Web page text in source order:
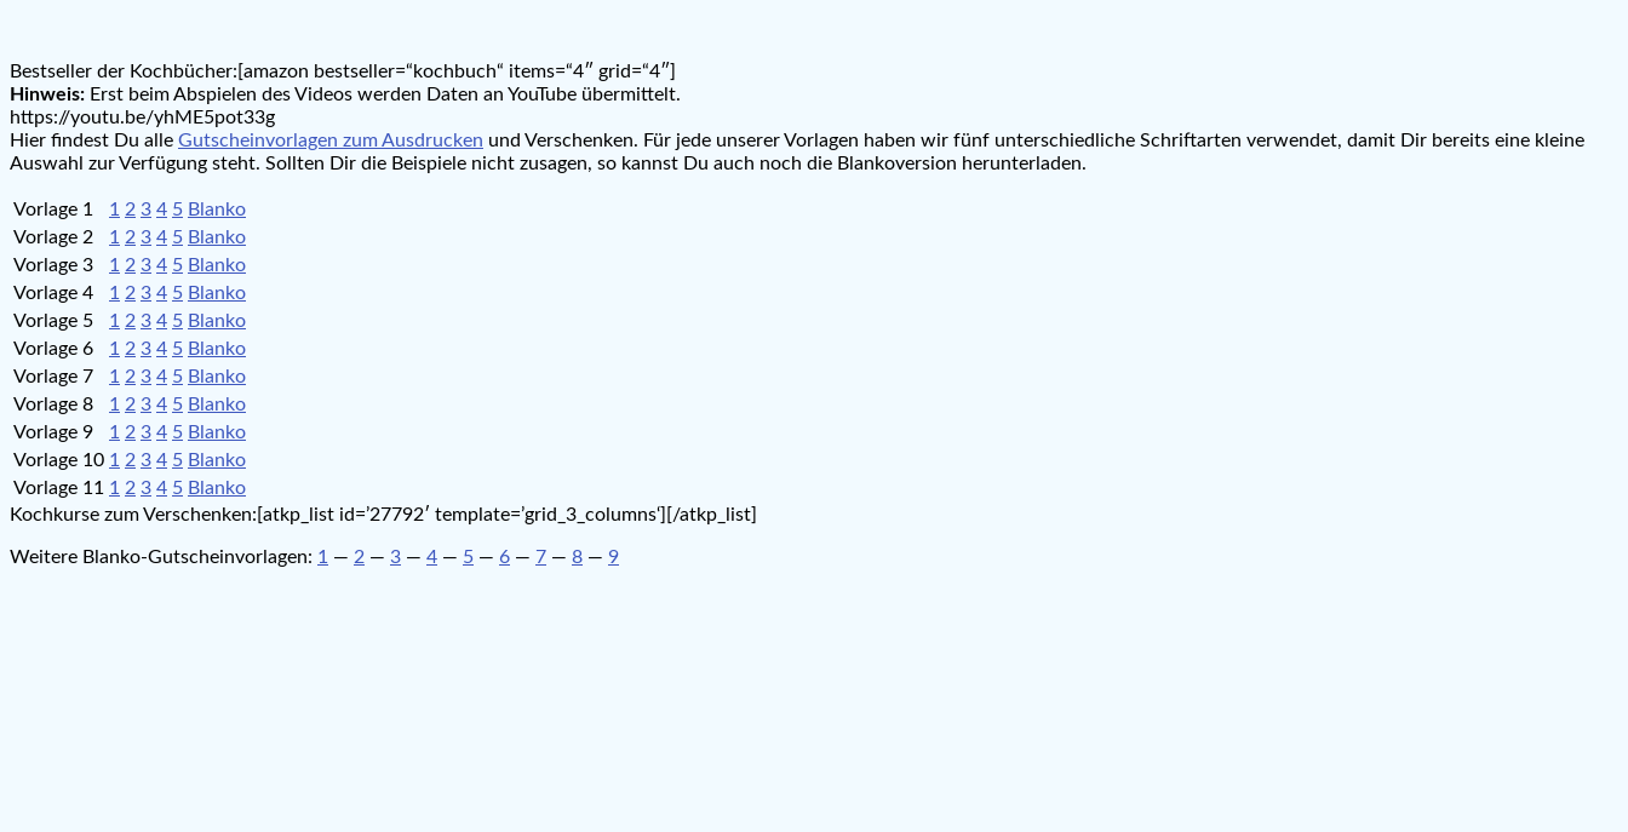
Bestseller der Kochbücher:[amazon bestseller=“kochbuch“ items=“4″ grid=“4″]
Hinweis: Erst beim Abspielen des Videos werden Daten an YouTube übermittelt.
https://youtu.be/yhME5pot33g
Hier findest Du alle Gutscheinvorlagen zum Ausdrucken und Verschenken. Für jede unserer Vorlagen haben wir fünf unterschiedliche Schriftarten verwendet, damit Dir bereits eine kleine
Auswahl zur Verfügung steht. Sollten Dir die Beispiele nicht zusagen, so kannst Du auch noch die Blankoversion herunterladen.
Vorlage 1 1 2 3 4 5 Blanko
Vorlage 2
1 2 3 4 5 Blanko
Vorlage 3
1 2 3 4 5 Blanko
Vorlage 4
1 2 3 4 5 Blanko
Vorlage 5
1 2 3 4 5 Blanko
Vorlage 6
1 2 3 4 5 Blanko
Vorlage 7
1 2 3 4 5 Blanko
Vorlage 8
1 2 3 4 5 Blanko
Vorlage 9
1 2 3 4 5 Blanko
Vorlage 10 1 2 3 4 5 Blanko
Vorlage 11 1 2 3 4 5 Blanko
Kochkurse zum Verschenken:[atkp_list id=’27792′ template=’grid_3_columns‘][/atkp_list]
Weitere Blanko-Gutscheinvorlagen: 1 — 2 — 3 — 4 — 5 — 6 — 7 — 8 — 9